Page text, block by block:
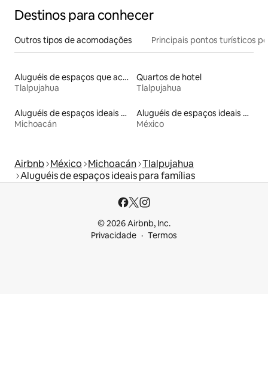
Destinos para conhecer
Outros tipos de acomodações Principais pontos turísticos
Aluguéis de espaços que aceitam animais de estimação
Tlalpujahua
Quartos de hotel
Tlalpujahua
Aluguéis de espaços ideais para famílias
Michoacán
Aluguéis de espaços ideais para famílias
México
Airbnb México Michoacán Tlalpujahua
Aluguéis de espaços ideais para famílias
© 2026 Airbnb, Inc.
Privacidade
Termos